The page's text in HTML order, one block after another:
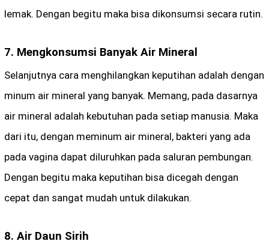
lemak. Dengan begitu maka bisa dikonsumsi secara rutin.
7. Mengkonsumsi Banyak Air Mineral
Selanjutnya cara menghilangkan keputihan adalah dengan
minum air mineral yang banyak. Memang, pada dasarnya
air mineral adalah kebutuhan pada setiap manusia. Maka
dari itu, dengan meminum air mineral, bakteri yang ada
pada vagina dapat diluruhkan pada saluran pembungan.
Dengan begitu maka keputihan bisa dicegah dengan
cepat dan sangat mudah untuk dilakukan.
8. Air Daun Sirih